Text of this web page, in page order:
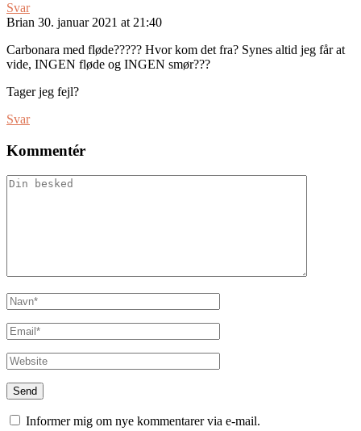
Svar
Brian 30. januar 2021 at 21:40
Carbonara med fløde????? Hvor kom det fra? Synes altid jeg får at
vide, INGEN fløde og INGEN smør???
Tager jeg fejl?
Svar
Kommentér
Informer mig om nye kommentarer via e-mail.